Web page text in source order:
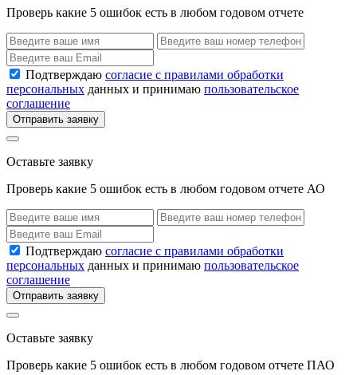
Проверь какие 5 ошибок есть в любом годовом отчете
Подтверждаю согласие с правилами обработки
персональных данных и принимаю пользовательское
соглашение
Отправить заявку
Оставьте заявку
Проверь какие 5 ошибок есть в любом годовом отчете АО
Подтверждаю согласие с правилами обработки
персональных данных и принимаю пользовательское
соглашение
Отправить заявку
Оставьте заявку
Проверь какие 5 ошибок есть в любом годовом отчете ПАО